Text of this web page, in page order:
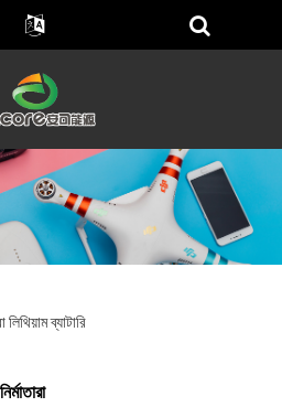
লিথিয়াম ব্যাটারি